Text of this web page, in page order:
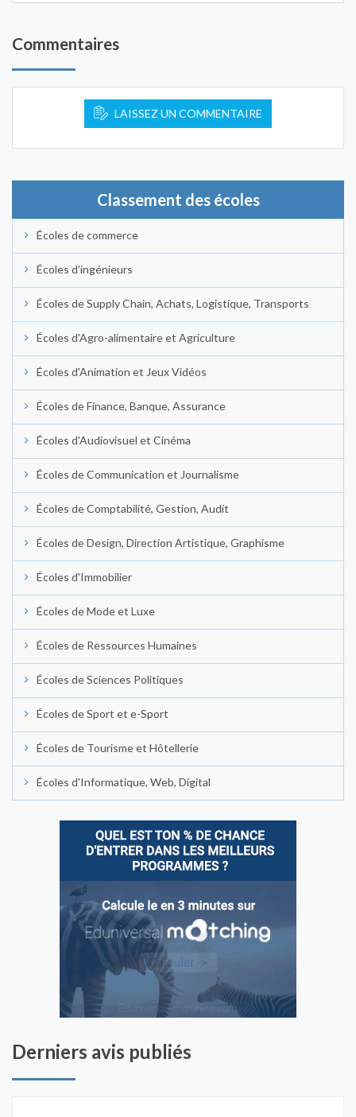
Commentaires
LAISSEZ UN COMMENTAIRE
Classement des écoles
Écoles de commerce
Écoles d'ingénieurs
Écoles de Supply Chain, Achats, Logistique, Transports
Écoles d'Agro-alimentaire et Agriculture
Écoles d'Animation et Jeux Vidéos
Écoles de Finance, Banque, Assurance
Écoles d'Audiovisuel et Cinéma
Écoles de Communication et Journalisme
Écoles de Comptabilité, Gestion, Audit
Écoles de Design, Direction Artistique, Graphisme
Écoles d'Immobilier
Écoles de Mode et Luxe
Écoles de Ressources Humaines
Écoles de Sciences Politiques
Écoles de Sport et e-Sport
Écoles de Tourisme et Hôtellerie
Écoles d'Informatique, Web, Digital
Derniers avis publiés